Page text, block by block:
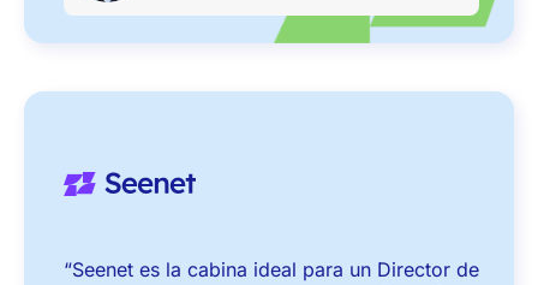
“Seenet es la cabina ideal para un Director de